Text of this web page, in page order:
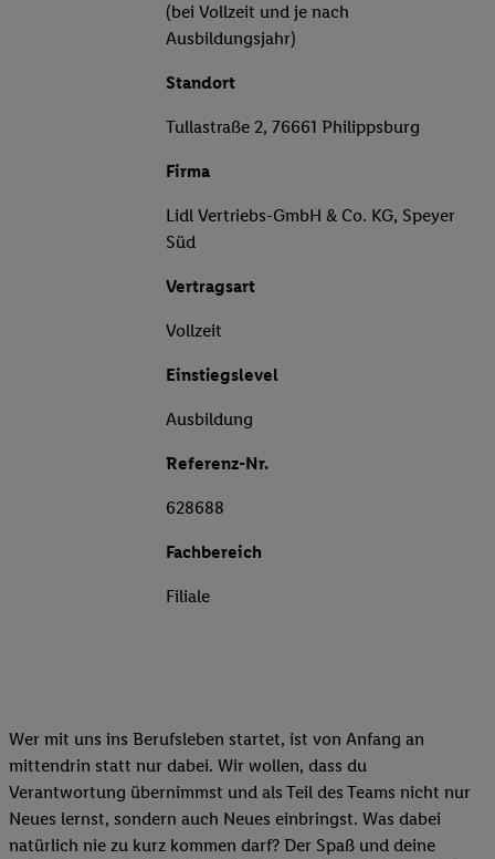
(bei Vollzeit und je nach
Ausbildungsjahr)
Standort
Tullastraße 2, 76661 Philippsburg
Firma
Lidl Vertriebs-GmbH & Co. KG, Speyer
Süd
Vertragsart
Vollzeit
Einstiegslevel
Ausbildung
Referenz-Nr.
628688
Fachbereich
Filiale
Wer mit uns ins Berufsleben startet, ist von Anfang an
mittendrin statt nur dabei. Wir wollen, dass du
Verantwortung übernimmst und als Teil des Teams nicht nur
Neues lernst, sondern auch Neues einbringst. Was dabei
natürlich nie zu kurz kommen darf? Der Spaß und deine